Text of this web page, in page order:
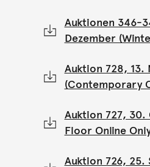
Auktionen 346-
Dezember
Auktion 728, 13.
(Contemporary
Auktion 727,
Floor Online
Auktion 726, 25.